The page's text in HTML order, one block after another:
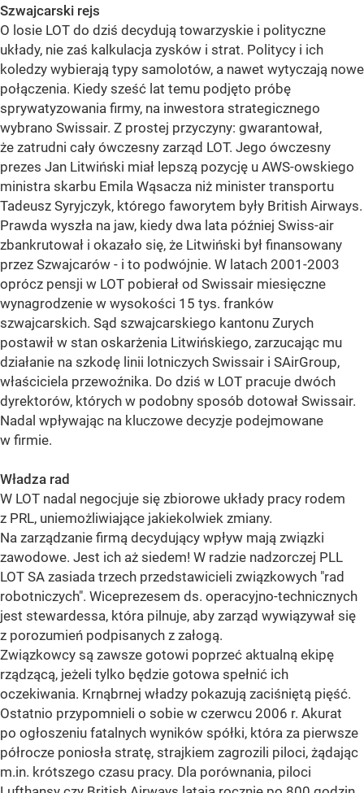
Szwajcarski rejs
O losie LOT do dziś decydują towarzyskie i polityczne
układy, nie zaś kalkulacja zysków i strat. Politycy i ich
koledzy wybierają typy samolotów, a nawet wytyczają nowe
połączenia. Kiedy sześć lat temu podjęto próbę
sprywatyzowania firmy, na inwestora strategicznego
wybrano Swissair. Z prostej przyczyny: gwarantował,
że zatrudni cały ówczesny zarząd LOT. Jego ówczesny
prezes Jan Litwiński miał lepszą pozycję u AWS-owskiego
ministra skarbu Emila Wąsacza niż minister transportu
Tadeusz Syryjczyk, którego faworytem były British Airways.
Prawda wyszła na jaw, kiedy dwa lata później Swiss-air
zbankrutował i okazało się, że Litwiński był finansowany
przez Szwajcarów - i to podwójnie. W latach 2001-2003
oprócz pensji w LOT pobierał od Swissair miesięczne
wynagrodzenie w wysokości 15 tys. franków
szwajcarskich. Sąd szwajcarskiego kantonu Zurych
postawił w stan oskarżenia Litwińskiego, zarzucając mu
działanie na szkodę linii lotniczych Swissair i SAirGroup,
właściciela przewoźnika. Do dziś w LOT pracuje dwóch
dyrektorów, których w podobny sposób dotował Swissair.
Nadal wpływając na kluczowe decyzje podejmowane
w firmie.
Władza rad
W LOT nadal negocjuje się zbiorowe układy pracy rodem
z PRL, uniemożliwiające jakiekolwiek zmiany.
Na zarządzanie firmą decydujący wpływ mają związki
zawodowe. Jest ich aż siedem! W radzie nadzorczej PLL
LOT SA zasiada trzech przedstawicieli związkowych "rad
robotniczych". Wiceprezesem ds. operacyjno-technicznych
jest stewardessa, która pilnuje, aby zarząd wywiązywał się
z porozumień podpisanych z załogą.
Związkowcy są zawsze gotowi poprzeć aktualną ekipę
rządzącą, jeżeli tylko będzie gotowa spełnić ich
oczekiwania. Krnąbrnej władzy pokazują zaciśniętą pięść.
Ostatnio przypomnieli o sobie w czerwcu 2006 r. Akurat
po ogłoszeniu fatalnych wyników spółki, która za pierwsze
półrocze poniosła stratę, strajkiem zagrozili piloci, żądając
m.in. krótszego czasu pracy. Dla porównania, piloci